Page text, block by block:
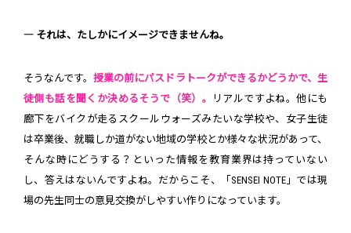
― それは、たしかにイメージできませんね。
そうなんです。授業の前にパスドラトークができるかどうかで、生
徒側も話を聞くか決めるそうで（笑）。
リアルですよね。他にも
廊下をバイクが走るスクールウォーズみたいな学校や、女子生徒
は卒業後、就職しか道がない地域の学校とか様々な状況があって、
そんな時にどうする？といった情報を教育業界は持っていない
し、答えはないんですよね。だからこそ、「SENSEI NOTE」では現
場の先生同士の意見交換がしやすい作りになっています。